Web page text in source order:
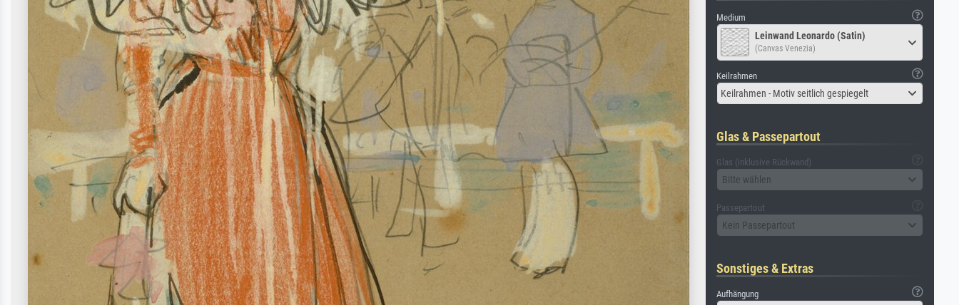
Medium
Leinwand Leonardo (Satin)
(Canvas Venezia)
Keilrahmen
Keilrahmen - Motiv seitlich gespiegelt
Glas & Passepartout
Glas (inklusive Rückwand)
Bitte wählen
Passepartout
Kein Passepartout
Sonstiges & Extras
Aufhängung